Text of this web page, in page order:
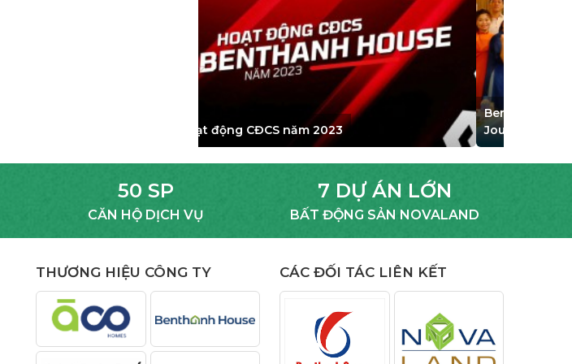
Benthanh House - One team, One dream, One
Journey
50 SP
CĂN HỘ DỊCH VỤ
7 DỰ ÁN LỚN
BẤT ĐỘNG SẢN NOVALAND
THƯƠNG HIỆU CÔNG TY CÁC ĐỐI TÁC LIÊN KẾT